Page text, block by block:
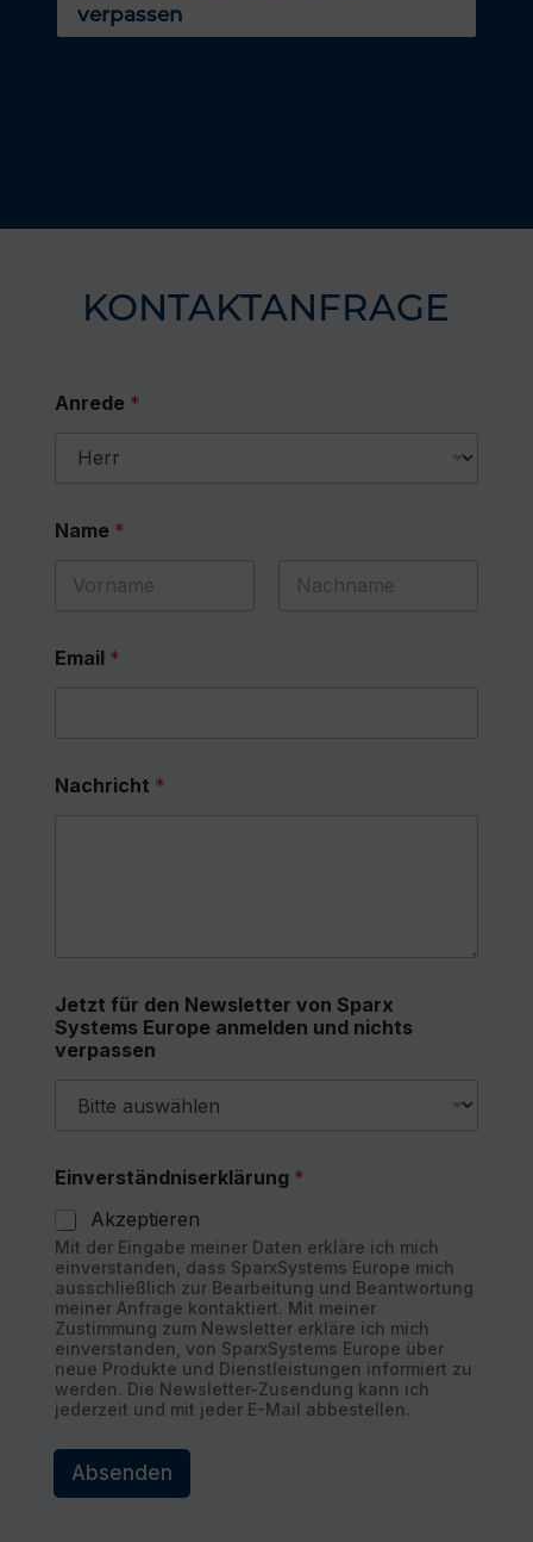
verpassen
KONTAKTANFRAGE
Anrede *
Name *
Email *
Nachricht *
Jetzt für den Newsletter von Sparx
Systems Europe anmelden und nichts
verpassen
Einverständniserklärung *
Akzeptieren
Mit der Eingabe meiner Daten erkläre ich mich
einverstanden, dass SparxSystems Europe mich
ausschließlich zur Bearbeitung und Beantwortung
meiner Anfrage kontaktiert. Mit meiner
Zustimmung zum Newsletter erkläre ich mich
einverstanden, von SparxSystems Europe über
neue Produkte und Dienstleistungen informiert zu
werden. Die Newsletter-Zusendung kann ich
jederzeit und mit jeder E-Mail abbestellen.
Absenden